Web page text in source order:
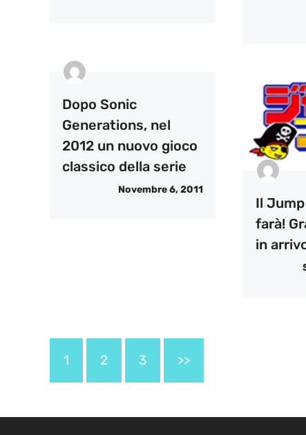
Dopo Sonic
Generations, nel
2012 un nuovo gioco
classico della serie
Novembre 6, 2011
Il
farà!
in
1 2 3 >>